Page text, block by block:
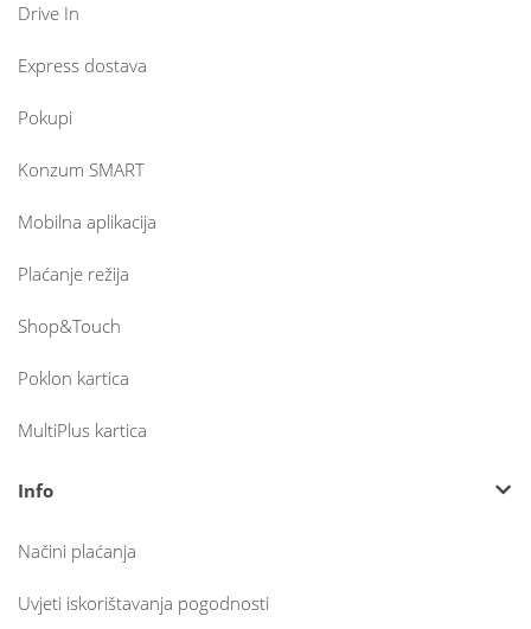
Drive In
Express dostava
Pokupi
Konzum SMART
Mobilna aplikacija
Plaćanje režija
Shop&Touch
Poklon kartica
MultiPlus kartica
Info
Načini plaćanja
Uvjeti iskorištavanja pogodnosti